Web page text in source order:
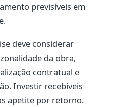
previsíveis em
deve considerar
da obra,
contratual e
Investir recebíveis
apetite por retorno.